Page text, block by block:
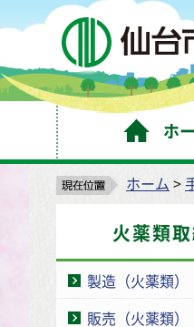
ホ
ホーム >
火薬類
製造（火薬類）
販売（火薬類）